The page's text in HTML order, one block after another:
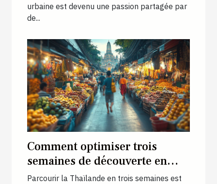
urbaine est devenu une passion partagée par
de...
Comment optimiser trois
semaines de découverte en
Thaïlande ?
Parcourir la Thaïlande en trois semaines est